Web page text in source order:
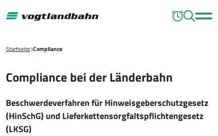
Startseite Compliance
Compliance bei der Länderbahn
Beschwerdeverfahren für Hinweisgeberschutzgesetz
(HinSchG) und Lieferkettensorgfaltspflichtengesetz
(LKSG)